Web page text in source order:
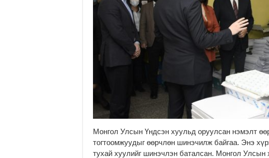
Монгол Улсын Үндсэн хуульд оруулсан нэмэлт
тогтоомжуудыг өөрчлөн шинэчилж байгаа. Энэ
тухай хуулийг шинэчлэн баталсан. Монгол Улсын